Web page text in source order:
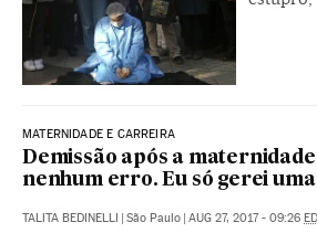
MATERNIDADE E CARREIRA
Demissão após a
nenhum erro. Eu só gerei uma
TALITA BEDINELLI | São Paulo | AUG 27, 2017 - 09:26